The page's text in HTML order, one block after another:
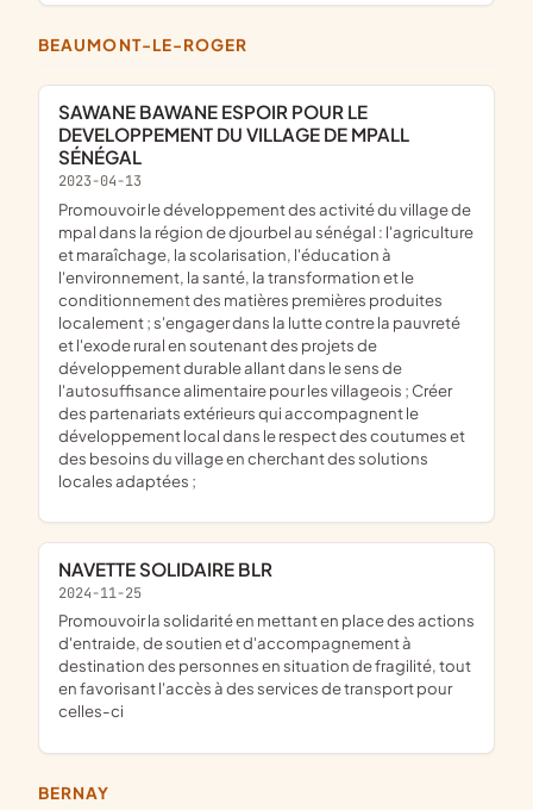
BEAUMONT-LE-ROGER
SAWANE BAWANE ESPOIR POUR LE
DEVELOPPEMENT DU VILLAGE DE MPALL
SÉNÉGAL
2023-04-13
promouvoir le développement des activité du village de
mpal dans la région de djourbel au sénégal : l'agriculture
et maraîchage, la scolarisation, l'éducation à
l'environnement, la santé, la transformation et le
conditionnement des matières premières produites
localement ; s'engager dans la lutte contre la pauvreté
et l'exode rural en soutenant des projets de
développement durable allant dans le sens de
l'autosuffisance alimentaire pour les villageois ; Créer
des partenariats extérieurs qui accompagnent le
développement local dans le respect des coutumes et
des besoins du village en cherchant des solutions
locales adaptées ;
NAVETTE SOLIDAIRE BLR
2024-11-25
promouvoir la solidarité en mettant en place des actions
d'entraide, de soutien et d'accompagnement à
destination des personnes en situation de fragilité, tout
en favorisant l'accès à des services de transport pour
celles-ci
BERNAY